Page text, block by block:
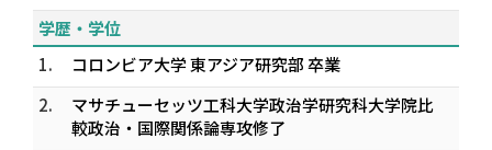
学歴・学位
1.
コロンビア大学 東アジア研究部 卒業
2.
マサチューセッツ工科大学政治学研究科大学院比
較政治・国際関係論専攻修了